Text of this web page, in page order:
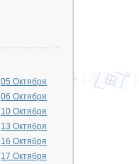
05 Октября
06 Октября
10 Октября
13 Октября
16 Октября
17 Октября